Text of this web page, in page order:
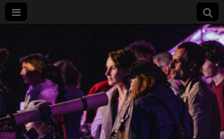
Nuit
européenne
des
chercheurs
à Dijon